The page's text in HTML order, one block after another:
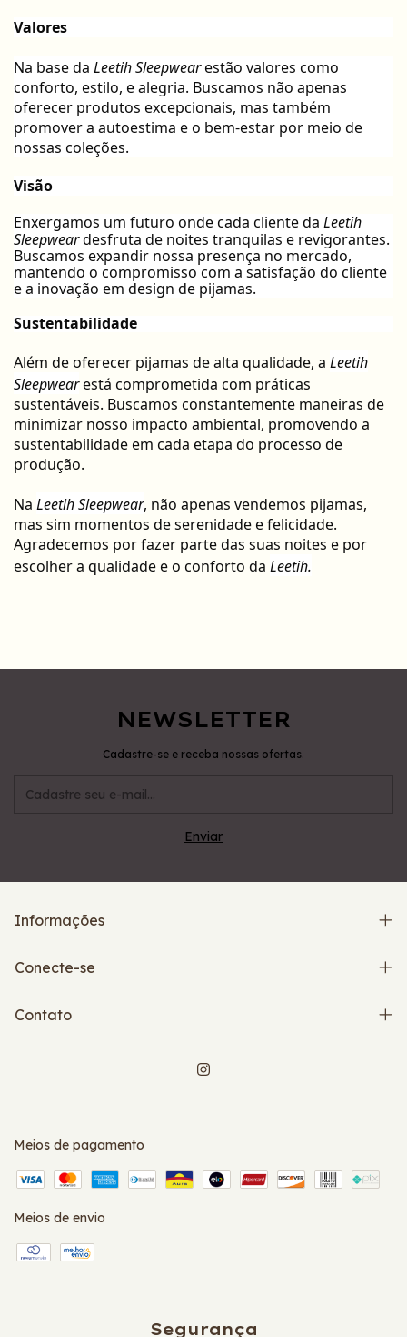
Valores
Na base da Leetih Sleepwearestão valores como
conforto, estilo, e alegria. Buscamos não apenas
oferecer produtos excepcionais, mas também
promover a autoestima e o bem-estar por meio de
nossas coleções.
Visão
Enxergamos um futuro onde cada cliente da Leetih
Sleepweardesfruta de noites tranquilas e revigorantes.
Buscamos expandir nossa presença no mercado,
mantendo o compromisso com a satisfação do cliente
e a inovação em design de pijamas.
Sustentabilidade
Além de oferecer pijamas de alta qualidade, a Leetih
Sleepwearestá comprometida com práticas
sustentáveis. Buscamos constantemente maneiras de
minimizar nosso impacto ambiental, promovendo a
sustentabilidade em cada etapa do processo de
produção.
Na Leetih Sleepwear, não apenas vendemos pijamas,
mas sim momentos de serenidade e felicidade.
Agradecemos por fazer parte das suas noites e por
escolher a qualidade e o conforto da Leetih.
NEWSLETTER
Cadastre-se e receba nossas ofertas.
Informações
Conecte-se
Contato
Meios de pagamento
Meios de envio
Segurança